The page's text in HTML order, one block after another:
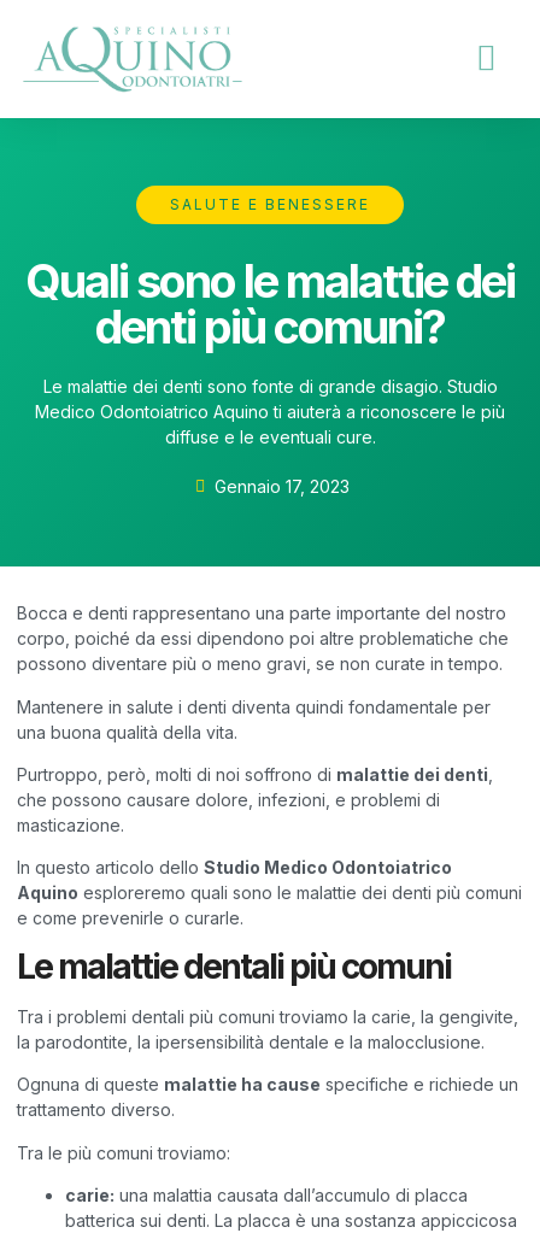
SALUTE E BENESSERE
Quali sono le malattie dei
denti più comuni?
Le malattie dei denti sono fonte di grande disagio. Studio
Medico Odontoiatrico Aquino ti aiuterà a riconoscere le più
diffuse e le eventuali cure.
Gennaio 17, 2023
Bocca e denti rappresentano una parte importante del nostro
corpo, poiché da essi dipendono poi altre problematiche che
possono diventare più o meno gravi, se non curate in tempo.
Mantenere in salute i denti diventa quindi fondamentale per
una buona qualità della vita.
Purtroppo, però, molti di noi soffrono di malattie dei denti
che possono causare dolore, infezioni, e problemi di
masticazione.
In questo articolo dello Studio Medico Odontoiatrico
Aquino esploreremo quali sono le malattie dei denti più comuni
e come prevenirle o curarle.
Le malattie dentali più comuni
Tra i problemi dentali più comuni troviamo la carie, la gengivite,
la parodontite, la ipersensibilità dentale e la malocclusione.
Ognuna di queste malattie ha cause specifiche e richiede un
trattamento diverso.
Tra le più comuni troviamo:
carie: una malattia causata dall’accumulo di placca
batterica sui denti. La placca è una sostanza appiccicosa